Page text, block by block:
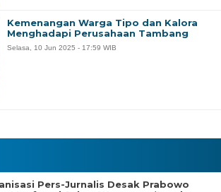
Pers-Jurnalis Desak Prabowo
Kemenangan Warga Tipo dan Kalora
Menghadapi Perusahaan Tambang
Selasa, 10 Jun 2025 - 17:59 WIB